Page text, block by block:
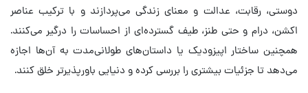
دوستی، رقابت، عدالت و معنای زندگی می‌پردازند و با ترکیب عناصر
اکشن، درام و حتی طنز، طیف گسترده‌ای از احساسات را درگیر می‌کنند.
همچنین ساختار اپیزودیک یا داستان‌های طولانی‌مدت به آن‌ها اجازه
می‌دهد تا جزئیات بیشتری را بررسی کرده و دنیایی باورپذیرتر خلق کنند.